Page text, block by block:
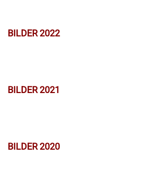
BILDER 2022
BILDER 2021
BILDER 2020